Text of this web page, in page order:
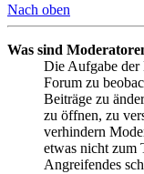
Nach oben
Was sind
Die Aufgabe der
Forum zu
Beiträge zu
zu öffnen, zu
verhindern
etwas nicht zum
Angreifendes